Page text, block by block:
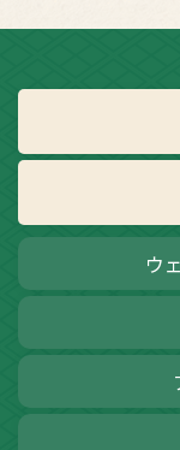
ウ